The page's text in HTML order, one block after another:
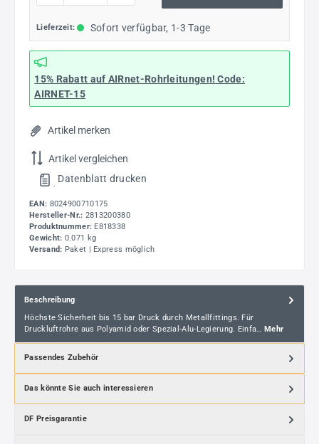
Lieferzeit: Sofort verfügbar, 1-3 Tage
15% Rabatt auf AIRnet-Rohrleitungen! Code:
AIRNET-15
Artikel merken
Artikel vergleichen
. Datenblatt drucken
EAN: 8024900710175
Hersteller-Nr.: 2813200380
Produktnummer: E818338
Gewicht: 0.071 kg
Versand: Paket | Express möglich
Beschreibung
Höchste Sicherheit bis 15 bar Druck durch Metallfittings. Für
Druckluftrohre aus Polyamid oder Spezial-Alu-Legierung. Einfa… Mehr
Passendes Zubehör
Das könnte Sie auch interessieren
DF Preisgarantie